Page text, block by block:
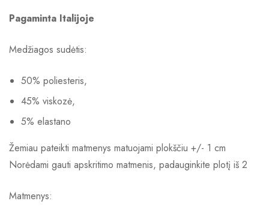
Pagaminta Italijoje
Medžiagos sudėtis:
50% poliesteris,
45% viskozė,
5% elastano
Žemiau pateikti matmenys matuojami plokščiu +/- 1 cm
Norėdami gauti apskritimo matmenis, padauginkite plotį iš 2
Matmenys: